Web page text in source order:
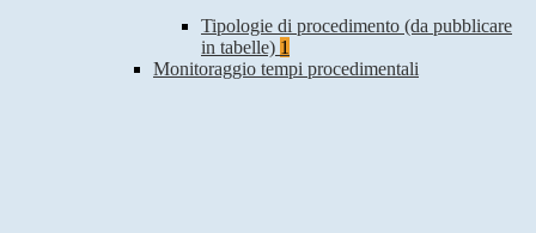
Tipologie di procedimento (da pubblicare
in tabelle) 1
Monitoraggio tempi procedimentali